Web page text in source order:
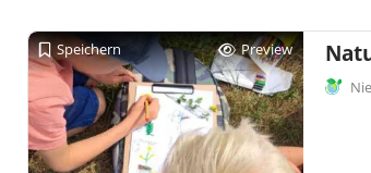
Speichern Preview